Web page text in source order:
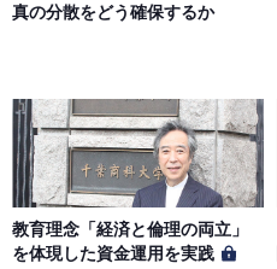
真の分散をどう確保するか
教育理念「経済と倫理の両立」
を体現した資金運用を実践